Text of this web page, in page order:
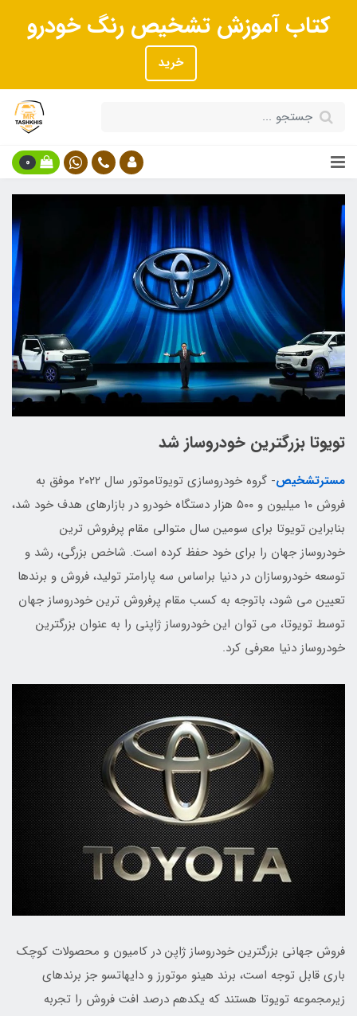
کتاب آموزش تشخیص رنگ خودرو
خرید
0
تویوتا بزرگترین خودروساز شد
مسترتشخیص
- گروه خودروسازی تویوتاموتور سال ۲۰۲۲ موفق به
فروش ۱۰ میلیون و ۵۰۰ هزار دستگاه خودرو در بازارهای هدف خود شد،
بنابراین تویوتا برای سومین سال متوالی مقام پرفروش ترین
خودروساز جهان را برای خود حفظ کرده است. شاخص بزرگی، رشد و
توسعه خودروسازان در دنیا براساس سه پارامتر تولید، فروش و برندها
تعیین می شود، باتوجه به کسب مقام پرفروش ترین خودروساز جهان
توسط تویوتا، می توان این خودروساز ژاپنی را به عنوان بزرگترین
خودروساز دنیا معرفی کرد.
فروش جهانی بزرگترین خودروساز ژاپن در کامیون و محصولات کوچک
باری قابل توجه است، برند هینو موتورز و دایهاتسو جز برندهای
زیرمجموعه تویوتا هستند که یکدهم درصد افت فروش را تجربه